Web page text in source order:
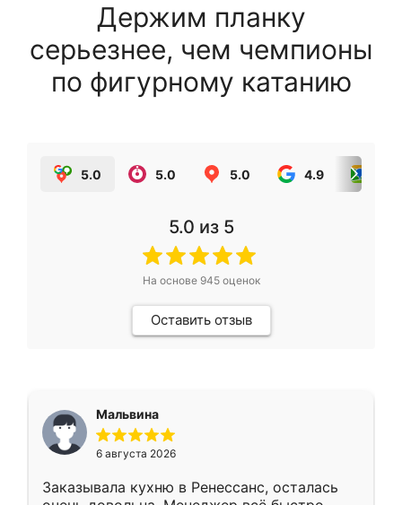
Держим планку
серьезнее, чем чемпионы
по фигурному катанию
5.0 5.0 5.0 4.9
5.0 из 5
На основе 945оценок
Оставить отзыв
Мальвина
6 августа 2026
Заказывала кухню в Ренессанс, осталась